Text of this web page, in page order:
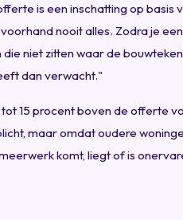
is een inschatting op basis
nooit alles. Zodra je
niet zitten waar de
dan verwacht."
15 procent boven de offerte
maar omdat oudere
komt, liegt of is